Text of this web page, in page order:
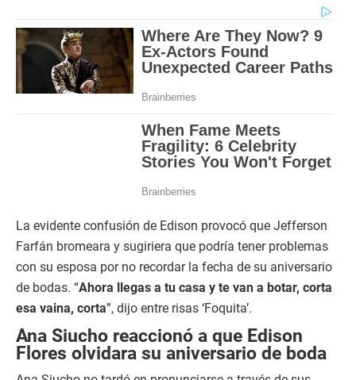
La evidente confusión de Edison provocó que Jefferson
Farfán bromeara y sugiriera que podría tener problemas
con su esposa por no recordar la fecha de su aniversario
de bodas. “Ahora llegas a tu casa y te van a botar, corta
esa vaina, corta”, dijo entre risas ‘Foquita’.
Ana Siucho reaccionó a que Edison
Flores olvidara su aniversario de boda